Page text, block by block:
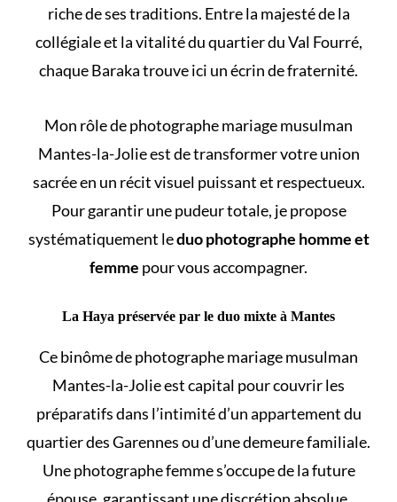
riche de ses traditions. Entre la majesté de la
collégiale et la vitalité du quartier du Val Fourré,
chaque Baraka trouve ici un écrin de fraternité.
Mon rôle de photographe mariage musulman
Mantes-la-Jolie est de transformer votre union
sacrée en un récit visuel puissant et respectueux.
Pour garantir une pudeur totale, je propose
systématiquement leduo photographe homme et
femme pour vous accompagner.
La Haya préservée par le duo mixte à Mantes
Ce binôme de photographe mariage musulman
Mantes-la-Jolie est capital pour couvrir les
préparatifs dans l’intimité d’un appartement du
quartier des Garennes ou d’une demeure familiale.
Une photographe femme s’occupe de la future
épouse, garantissant une discrétion absolue.